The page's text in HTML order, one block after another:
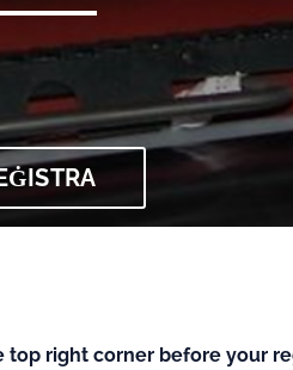
top right corner before your